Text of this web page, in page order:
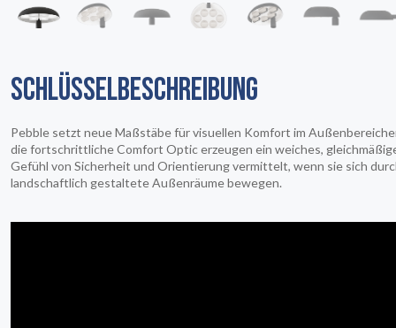
SCHLÜSSELBESCHREIBUNG
Pebble setzt neue Maßstäbe für visuellen Komfort im
die fortschrittliche Comfort Optic erzeugen ein weiches,
Gefühl von Sicherheit und Orientierung vermittelt, wenn sie sich
landschaftlich gestaltete Außenräume bewegen.